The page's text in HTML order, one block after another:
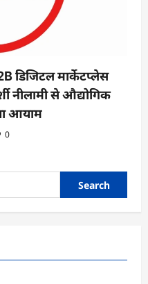
डिजिटल मार्केटप्लेस
नीलामी से औद्योगिक
आयाम
0